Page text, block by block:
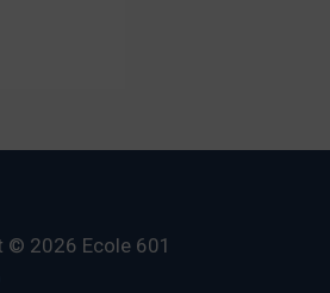
© 2026 Ecole 601